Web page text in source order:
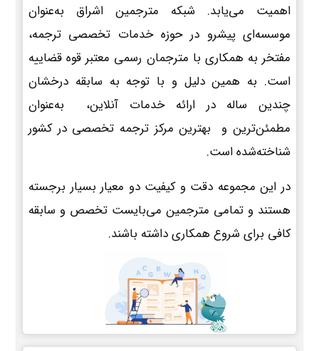
اهمیت می‌یابد. شبکه مترجمین اشراق به‌عنوان
موسسه‌ای پیشرو در حوزه خدمات تخصصی ترجمه،
مفتخر به همکاری با مترجمان رسمی معتبر قوه قضاییه
است. به همین دلیل و با توجه به سابقه درخشان
چندین ساله در ارائه خدمات آنلاین، به‌عنوان
مطمئن‌ترین و بهترین مرکز ترجمه تخصصی در کشور
شناخته‌شده است.
در این مجموعه دقت و کیفیت دو معیار بسیار برجسته
هستند و تمامی مترجمین می‌بایست تخصص و سابقه
کافی برای شروع همکاری داشته باشند.